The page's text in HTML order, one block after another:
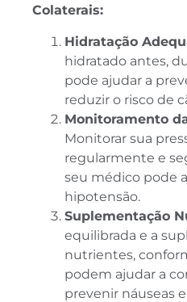
Colaterais:
Hidratação
hidratado antes,
pode ajudar a
reduzir o risco de
Monitoramento
Monitorar sua
regularmente e
seu médico pode
hipotensão.
Suplementação
equilibrada e a
nutrientes,
podem ajudar a
prevenir náuseas